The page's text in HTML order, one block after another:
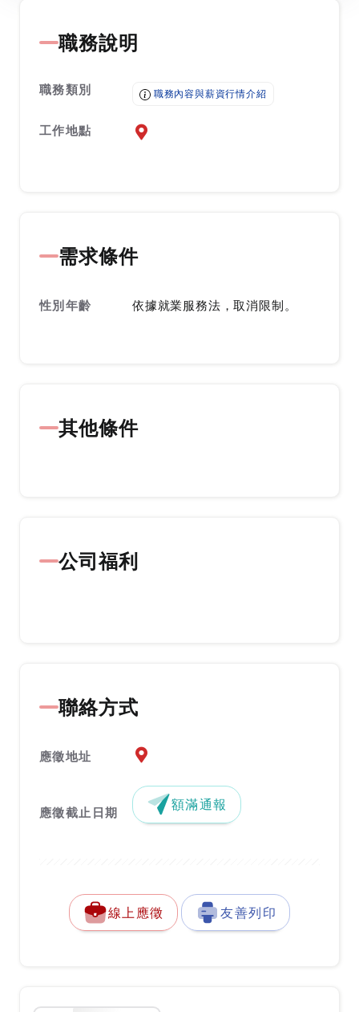
職務說明
職務類別 職務內容與薪資行情介紹
工作地點 前往查看地圖
需求條件
性別年齡 依據就業服務法，取消限制。
其他條件
公司福利
聯絡方式
應徵地址 應徵地址地圖『另開新視窗』
應徵截止日期 額滿通報
線上應徵 友善列印